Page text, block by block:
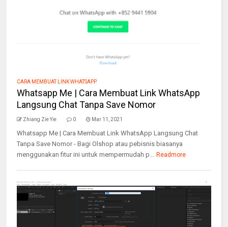
CARA MEMBUAT LINK WHATSAPP
Whatsapp Me | Cara Membuat Link WhatsApp
Langsung Chat Tanpa Save Nomor
Zhiang Zie Yie 0 Mar 11, 2021
Whatsapp Me | Cara Membuat Link WhatsApp Langsung Chat
Tanpa Save Nomor - Bagi Olshop atau pebisnis biasanya
menggunakan fitur ini untuk mempermudah p... Readmore